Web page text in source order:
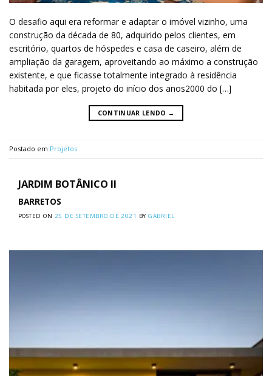
O desafio aqui era reformar e adaptar o imóvel vizinho, uma
construção da década de 80, adquirido pelos clientes, em
escritório, quartos de hóspedes e casa de caseiro, além de
ampliação da garagem, aproveitando ao máximo a construção
existente, e que ficasse totalmente integrado à residência
habitada por eles, projeto do início dos anos2000 do […]
CONTINUAR LENDO →
Postado em Projetos
JARDIM BOTÂNICO II
BARRETOS
POSTED ON 25 DE SETEMBRO DE 2021 BYGABRIEL